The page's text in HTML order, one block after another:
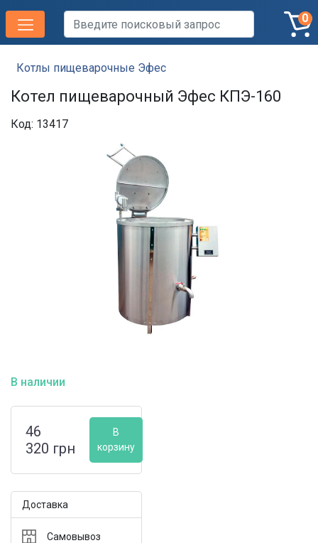
0
Котлы пищеварочные Эфес
Котел пищеварочный Эфес КПЭ-160
Код: 13417
В наличии
46
320 грн
В
корзину
Доставка
Самовывоз